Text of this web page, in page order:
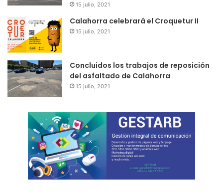
15 julio, 2021
Calahorra celebrará el Croquetur II
15 julio, 2021
Concluidos los trabajos de reposición
del asfaltado de Calahorra
15 julio, 2021